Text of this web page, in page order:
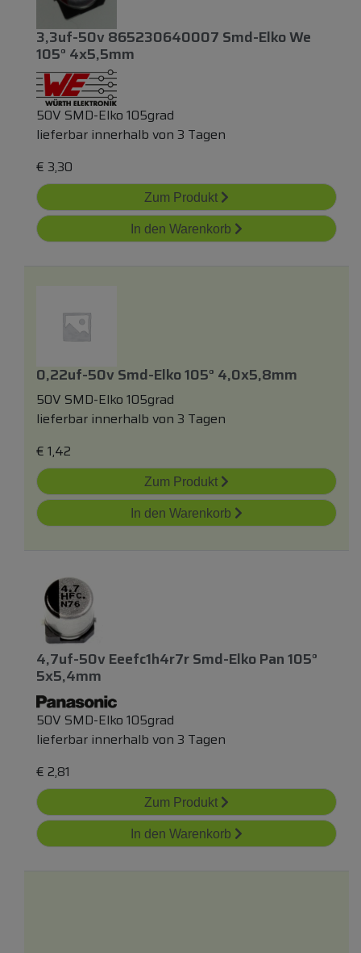
3,3uf-50v 865230640007 Smd-Elko We
105° 4x5,5mm
50V SMD-Elko 105grad
lieferbar innerhalb von 3 Tagen
€ 3,30
Zum Produkt
In den Warenkorb
0,22uf-50v Smd-Elko 105° 4,0x5,8mm
50V SMD-Elko 105grad
lieferbar innerhalb von 3 Tagen
€ 1,42
Zum Produkt
In den Warenkorb
4,7uf-50v Eeefc1h4r7r Smd-Elko Pan 105°
5x5,4mm
50V SMD-Elko 105grad
lieferbar innerhalb von 3 Tagen
€ 2,81
Zum Produkt
In den Warenkorb